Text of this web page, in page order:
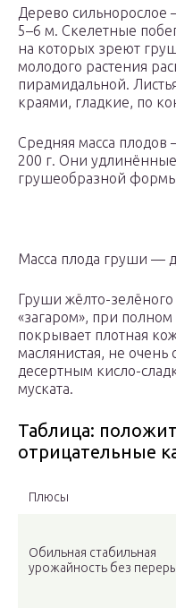
Дерево сильнорослое
5–6 м. Скелетные
на которых зреют
молодого растения
пирамидальной.
краями, гладкие, по
Средняя масса
200 г. Они
грушеобразной
Масса плода груши —
Груши жёлто-
«загаром», при
покрывает плотная
маслянистая, не
десертным кисло-
муската.
Таблица:
отрицательные
Плюсы
Обильная стабильная
урожайность без